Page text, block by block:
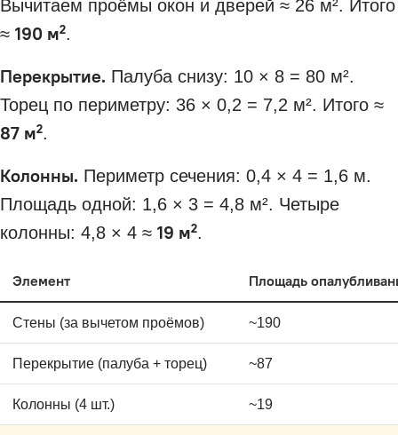
Вычитаем проёмы окон и дверей ≈ 26 м². Итого
≈ 190 м².
Перекрытие. Палуба снизу: 10 × 8 = 80 м².
Торец по периметру: 36 × 0,2 = 7,2 м². Итого ≈
87 м².
Колонны. Периметр сечения: 0,4 × 4 = 1,6 м.
Площадь одной: 1,6 × 3 = 4,8 м². Четыре
колонны: 4,8 × 4 ≈ 19 м².
Элемент Площадь
Стены (за вычетом проёмов) ~190
Перекрытие (палуба + торец) ~87
Колонны (4 шт.) ~19